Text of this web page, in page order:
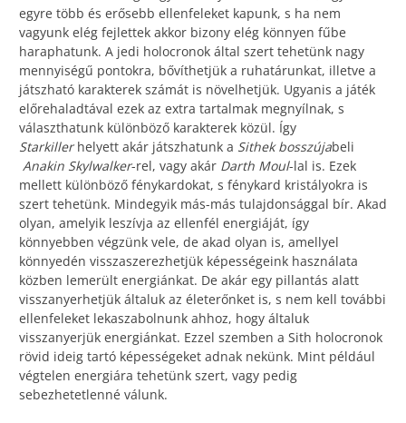
egyre több és erősebb ellenfeleket kapunk, s ha nem
vagyunk elég fejlettek akkor bizony elég könnyen fűbe
haraphatunk. A jedi holocronok által szert tehetünk nagy
mennyiségű pontokra, bővíthetjük a ruhatárunkat, illetve a
játszható karakterek számát is növelhetjük. Ugyanis a játék
előrehaladtával ezek az extra tartalmak megnyílnak, s
választhatunk különböző karakterek közül. Így
Starkillerhelyett akár játszhatunk a Sithek bosszújabeli
Anakin Skylwalker-rel, vagy akár Darth Moul-lal is. Ezek
mellett különböző fénykardokat, s fénykard kristályokra is
szert tehetünk. Mindegyik más-más tulajdonsággal bír. Akad
olyan, amelyik leszívja az ellenfél energiáját, így
könnyebben végzünk vele, de akad olyan is, amellyel
könnyedén visszaszerezhetjük képességeink használata
közben lemerült energiánkat. De akár egy pillantás alatt
visszanyerhetjük általuk az életerőnket is, s nem kell további
ellenfeleket lekaszabolnunk ahhoz, hogy általuk
visszanyerjük energiánkat. Ezzel szemben a Sith holocronok
rövid ideig tartó képességeket adnak nekünk. Mint például
végtelen energiára tehetünk szert, vagy pedig
sebezhetetlenné válunk.